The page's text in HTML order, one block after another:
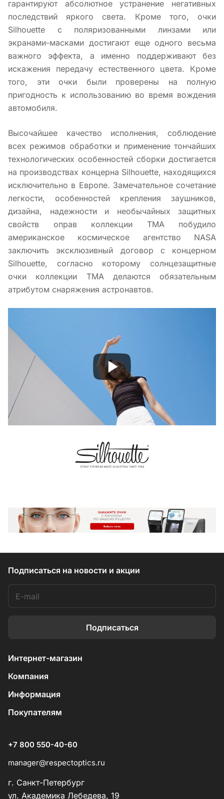
гарантируют абсолютное устранение негативных
последствий яркого света. Кроме того, очки
Silhouette с поляризованными линзами или
экранами-масками достигают еще одного весьма
важного эффекта, а именно поддерживают без
искажения передачу естественного цвета. Кроме
того, эти очки были проверены на полную
пригодность к использованию во время вождения
автомобиля.
Высочайшее качество исполнения, соблюдение
всех режимов обработки и применение тончайших
технологических особенностей сборки достигается
на производствах концерна Silhouette, находящихся
исключительно в Европе. Замечательное сочетание
легкости, особенностей крепления заушников,
дизайна, надежности и необычайных защитных
свойств оправ коллекции TMA побудило
американское космическое агентство NASA
заключить эксклюзивный договор с концерном
Silhouette, согласно которому солнцезащитные
очки коллекции TMA делаются обязательным
атрибутом снаряжения астронавтов.
Подписаться на новости и акции
Подписаться
Интернет-магазин
Компания
Информация
Покупателям
+7 800 550-40-60
manager@respectoptics.ru
г. Санкт-Петербург
ул. Академика Лебедева, 19